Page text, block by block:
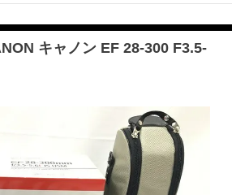
キャノン EF 28-300 F3.5-